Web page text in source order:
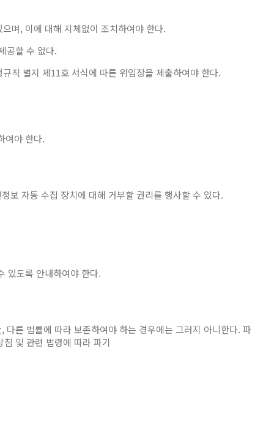
며, 이에 대해 지체없이 조치하여야 한다.
공할 수 없다.
칙 별지 제11호 서식에 따른 위임장을 제출하여야 한다.
여야 한다.
보 자동 수집 장치에 대해 거부할 권리를 행사할 수 있다.
있도록 안내하여야 한다.
른 법률에 따라 보존하여야 하는 경우에는 그러지 아니한다. 파
및 관련 법령에 따라 파기